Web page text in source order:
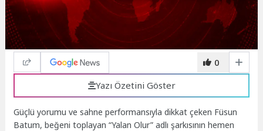
0
Yazı Özetini Göster
Güçlü yorumu ve sahne performansıyla dikkat çeken Füsun
Batum, beğeni toplayan “Yalan Olur” adlı şarkısının hemen